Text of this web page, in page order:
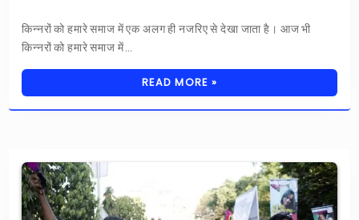
किन्नरों को हमारे समाज में एक अलग ही नजरिए से देखा जाता है। आज भी
किन्नरों को हमारे समाज में…
READ MORE »